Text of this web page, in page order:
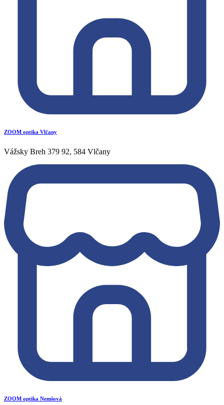
ZOOM optika Vlčany
Vážsky Breh 379 92, 584 Vlčany
ZOOM optika Nemšová